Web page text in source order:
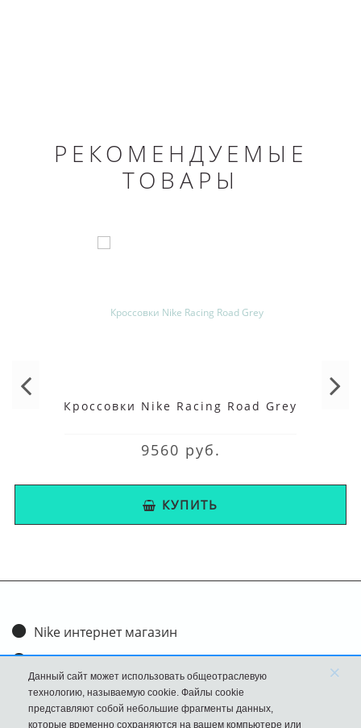
РЕКОМЕНДУЕМЫЕ
ТОВАРЫ
Кроссовки Nike Racing Road Grey
9560 руб.
КУПИТЬ
Nike интернет магазин
Доставка и оплата
Обмен и возврат
Размеры
Данный сайт может использовать общеотраслевую
технологию, называемую cookie. Файлы cookie
представляют собой небольшие фрагменты данных,
которые временно сохраняются на вашем компьютере или
×